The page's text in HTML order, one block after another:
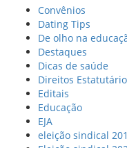
Convênios
Dating Tips
De olho na
Destaques
Dicas de saúde
Direitos
Editais
Educação
EJA
eleição sindical